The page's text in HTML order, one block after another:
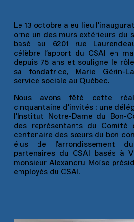
Le 13 octobre a eu lieu
orne un des murs extérieurs du
basé au 6201 rue
célèbre l’apport du CSAI en
depuis 75 ans et souligne le
sa fondatrice, Marie Gérin-
service sociale au Québec.
Nous avons fêté cette
cinquantaine d’invités : une
l’Institut Notre-Dame du Bon-
des représentants du Comité
centenaire des sœurs du bon
élus de l’arrondissement
partenaires du CSAI basés à
monsieur Alexandru Moïse
employés du CSAI.